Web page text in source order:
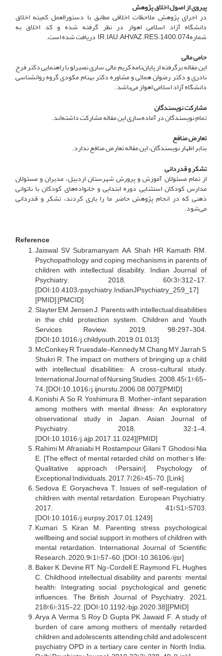
پیروی از اصول اخلاق پژوهش
در اجرای پژوهش ملاحظات اخلاقی مطابق با دستورالعمل کمیته اخلاق
دانشگاه آزاد اسلامی اهواز در نظر گرفته شده و کد اخلاق به
شمارهIR.IAU.AHVAZ.RES.1400.074 دریافت شده است.
حامی مالی
این مقاله برگرفته از پایان‌نامه کریم عالی ساری نصیرلو با راهنمایی دکتر فرح
نادری و دکتر رضوان همائی و مشاوره دکتر بهنام مکودی گروه روانشناسی
دانشگاه آزاد اسلامی اهواز می‌باشد.
مشارکت نویسندگان
تمام نویسندگان در آماده‌سازی این مقاله مشارکت داشته‌اند.
تعارض منافع
بنابر اظهار نویسندگان، این مقاله تعارض منافع ندارد.
تشکر و قدردانی
از تمام مسئولان آموزش و پرورش شهرستان اردبیل، مدیران و مسئولان
مدارس کودکان استثنایی دوره ابتدایی و خانواده‌های کودکان با ناتوانی
ذهنی که در انجام پژوهش حاضر ما را یاری کردند، تشکر و قدردانی
می‌شود.
Reference
Jaiswal SV, Subramanyam AA, Shah HR, Kamath RM.
Psychopathology and coping mechanisms in parents of
children with intellectual disability. Indian Journal of
Psychiatry. 2018; 60(3):312-17.
[DOI:10.4103/psychiatry.IndianJPsychiatry_259_17]
[PMID] [PMCID]
Slayter EM, Jensen J. Parents with intellectual disabilities
in the child protection system. Children and Youth
Services Review. 2019; 98:297-304.
[DOI:10.1016/j.childyouth.2019.01.013]
McConkey R, Truesdale-Kennedy M, Chang MY, Jarrah S,
Shukri R. The impact on mothers of bringing up a child
with intellectual disabilities: A cross-cultural study.
International Journal of Nursing Studies. 2008; 45(1):65-
74. [DOI:10.1016/j.ijnurstu.2006.08.007][PMID]
Konishi A, So R, Yoshimura B. Mother-infant separation
among mothers with mental illness: An exploratory
observational study in Japan. Asian Journal of
Psychiatry. 2018; 32:1-4.
[DOI:10.1016/j.ajp.2017.11.024][PMID]
Rahimi M, Afrasiabi H, Rostampour Gilani T, Ghodosi Nia
E. [The effect of mental retarded child on mother’s life:
Qualitative approach (Persain)]. Psychology of
Exceptional Individuals. 2017; 7(26):45-70. [Link]
Sedova E, Goryacheva T. Issues of self-regulation of
children with mental retardation. European Psychiatry.
2017; 41(S1):S703.
[DOI:10.1016/j.eurpsy.2017.01.1249]
Kumari S, Kiran M. Parenting stress, psychological
wellbeing and social support in mothers of children with
mental retardation. International Journal of Scientific
Research. 2020; 9(1):57-60. [DOI :10.36106/ijsr]
Baker K, Devine RT, Ng-Cordell E, Raymond FL, Hughes
C. Childhood intellectual disability and parents’ mental
health: Integrating social, psychological and genetic
influences. The British Journal of Psychiatry. 2021;
218(6):315-22. [DOI:10.1192/bjp.2020.38][PMID]
Arya A, Verma S, Roy D, Gupta PK, Jawaid F. A study of
burden of care among mothers of mentally retarded
children and adolescents attending child and adolescent
psychiatry OPD in a tertiary care center in North India.